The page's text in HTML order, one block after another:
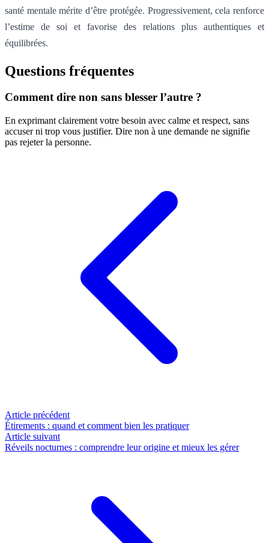
santé mentale mérite d’être protégée. Progressivement, cela renforce
l’estime de soi et favorise des relations plus authentiques et
équilibrées.
Questions fréquentes
Comment dire non sans blesser l’autre ?
En exprimant clairement votre besoin avec calme et respect, sans
accuser ni trop vous justifier. Dire non à une demande ne signifie
pas rejeter la personne.
Article précédent
Étirements : quand et comment bien les pratiquer
Article suivant
Réveils nocturnes : comprendre leur origine et mieux les gérer